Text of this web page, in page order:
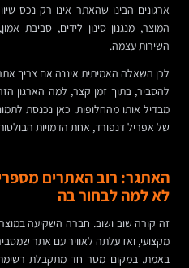
ארגונים הבינו שהאתר אינו רק נכס
המוצר, מנגנון סינון לידים, סביבת
השירות עצמה.
לכן השאלה האמיתית איננה אם צריך
להסביר, בתוך זמן קצר, למה הארגון
מבדיל אותו מהחלופות. כאן נכנסת
של אפריל דנפורד, אחת הדמויות
האתגר: רוב האתרים
לא למה לבחור בה
זה קורה שוב ושוב. חברה השקיעה
מקצועי, ואז עלתה לאוויר עם אתר
באמת. במקום מסר חד מתקבלת רשימת